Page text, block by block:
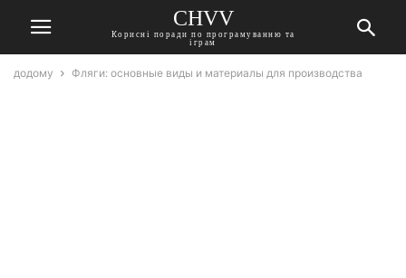
CHVV
Корисні поради по програмуванню та
іграм
додому Фляги: основные виды и материалы для производства